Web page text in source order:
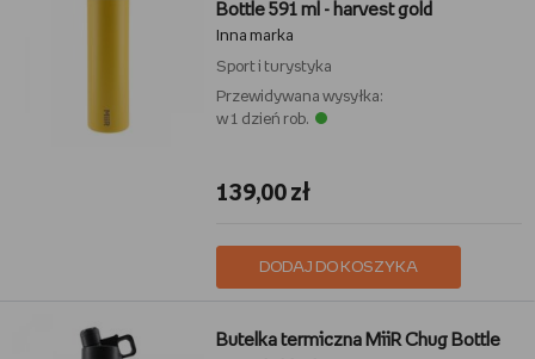
Bottle 591 ml - harvest gold
Inna marka
Sport i turystyka
Przewidywana wysyłka:
w 1 dzień rob.
139,00 zł
DODAJ DO KOSZYKA
Butelka termiczna MiiR Chug Bottle